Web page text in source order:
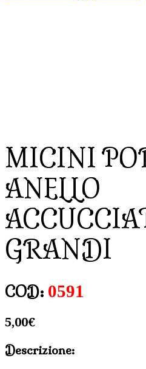
MICINI
ANELLO
GRANDI
COD: 0591
5,00€
Descrizione: